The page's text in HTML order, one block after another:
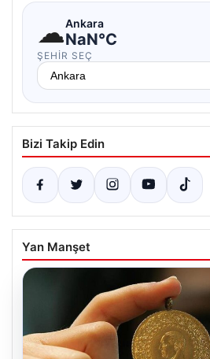
☁Ankara
NaN°C
ŞEHIR SEÇ
Bizi Takip Edin
Yan Manşet